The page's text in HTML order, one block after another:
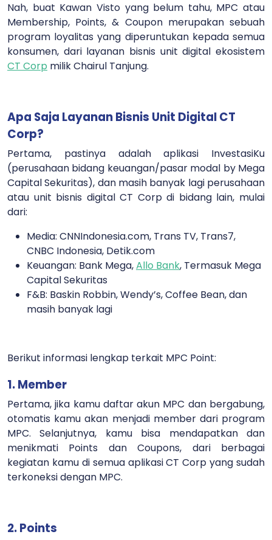
Nah, buat Kawan Visto yang belum tahu, MPC atau
Membership, Points, & Coupon merupakan sebuah
program loyalitas yang diperuntukan kepada semua
konsumen, dari layanan bisnis unit digital ekosistem
CT Corp milik Chairul Tanjung.
Apa Saja Layanan Bisnis Unit Digital CT
Corp?
Pertama, pastinya adalah aplikasi InvestasiKu
(perusahaan bidang keuangan/pasar modal by Mega
Capital Sekuritas), dan masih banyak lagi perusahaan
atau unit bisnis digital CT Corp di bidang lain, mulai
dari:
Media: CNNIndonesia.com, Trans TV, Trans7,
CNBC Indonesia, Detik.com
Keuangan: Bank Mega,Allo Bank, Termasuk Mega
Capital Sekuritas
F&B: Baskin Robbin, Wendy’s, Coffee Bean, dan
masih banyak lagi
Berikut informasi lengkap terkait MPC Point:
1. Member
Pertama, jika kamu daftar akun MPC dan bergabung,
otomatis kamu akan menjadi member dari program
MPC. Selanjutnya, kamu bisa mendapatkan dan
menikmati Points dan Coupons, dari berbagai
kegiatan kamu di semua aplikasi CT Corp yang sudah
terkoneksi dengan MPC.
2. Points